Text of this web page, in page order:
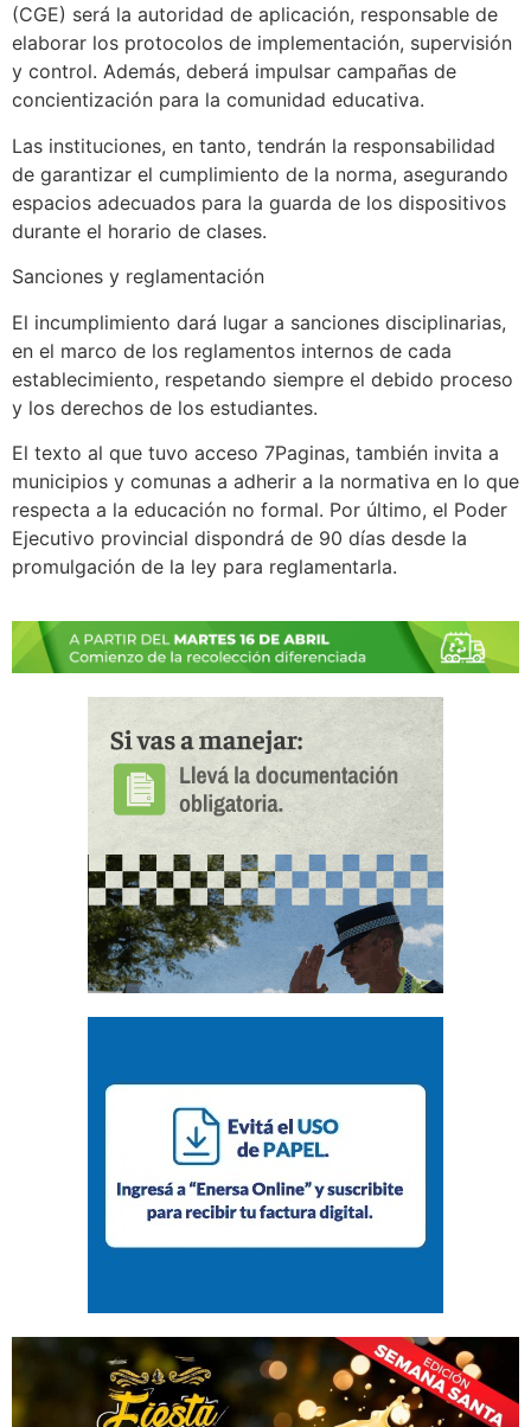
(CGE) será la autoridad de aplicación, responsable de
elaborar los protocolos de implementación, supervisión
y control. Además, deberá impulsar campañas de
concientización para la comunidad educativa.
Las instituciones, en tanto, tendrán la responsabilidad
de garantizar el cumplimiento de la norma, asegurando
espacios adecuados para la guarda de los dispositivos
durante el horario de clases.
Sanciones y reglamentación
El incumplimiento dará lugar a sanciones disciplinarias,
en el marco de los reglamentos internos de cada
establecimiento, respetando siempre el debido proceso
y los derechos de los estudiantes.
El texto al que tuvo acceso 7Paginas, también invita a
municipios y comunas a adherir a la normativa en lo que
respecta a la educación no formal. Por último, el Poder
Ejecutivo provincial dispondrá de 90 días desde la
promulgación de la ley para reglamentarla.